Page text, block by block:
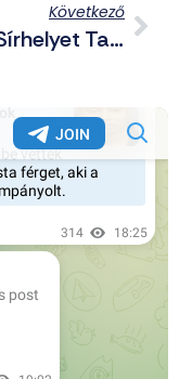
Következő
1000 Sírhelyet Találtak Régészek Tatabánya Határában